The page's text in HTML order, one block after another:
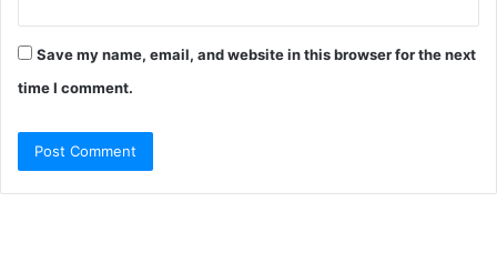
Save my name, email, and website in this browser for the next
time I comment.